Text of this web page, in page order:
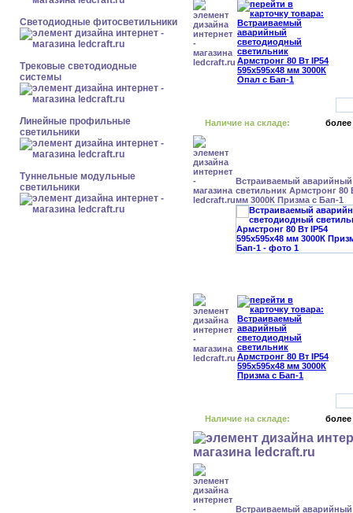
Светодиодные фитосветильники
Трековые светодиодные
системы
Линейные профильные
светильники
Туннельные модульные
светильники
Наличие на складе: более
Встраиваемый
светильник Армстронг 80
мм 3000К Призма с Бап-1
Наличие на складе: более
Встраиваемый